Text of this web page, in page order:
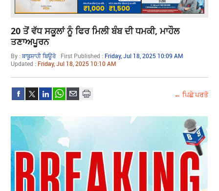
20 ਤੋਂ ਵੱਧ ਸਕੂਲਾਂ ਨੂੰ ਫਿਰ ਮਿਲੀ ਬੰਬ ਦੀ ਧਮਕੀ, ਮਾਹੌਲ
ਤਣਾਅਪੂਰਨ
By :ਬਾਬੂਸ਼ਾਹੀ ਬਿਊਰੋ First Published : Friday, Jul 18, 2025 10:09 AM
Updated : Friday, Jul 18, 2025 10:10 AM
← ਪਿਛੇ ਪਰਤੋ